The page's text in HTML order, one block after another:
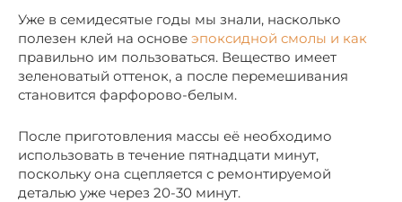
Уже в семидесятые годы мы знали, насколько
полезен клей на основе эпоксидной смолы и как
правильно им пользоваться. Вещество имеет
зеленоватый оттенок, а после перемешивания
становится фарфорово-белым.
После приготовления массы её необходимо
использовать в течение пятнадцати минут,
поскольку она сцепляется с ремонтируемой
деталью уже через 20-30 минут.